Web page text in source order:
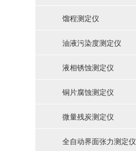
馏程测定仪
油液污染度测定仪
液相锈蚀测定仪
铜片腐蚀测定仪
微量残炭测定仪
全自动界面张力测定仪